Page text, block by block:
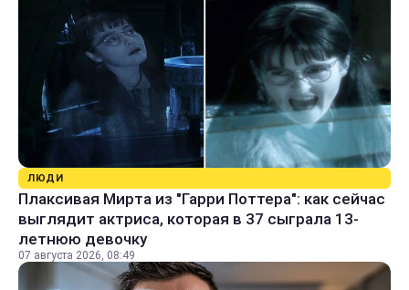
ЛЮДИ
Плаксивая Мирта из "Гарри Поттера": как сейчас
выглядит актриса, которая в 37 сыграла 13-
летнюю девочку
07 августа 2026, 08:49